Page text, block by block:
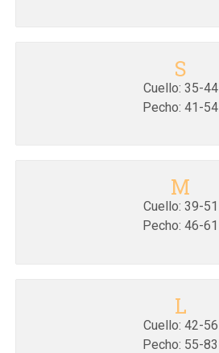
S
Cuello: 35-44
Pecho: 41-54
M
Cuello: 39-51
Pecho: 46-61
L
Cuello: 42-56
Pecho: 55-83